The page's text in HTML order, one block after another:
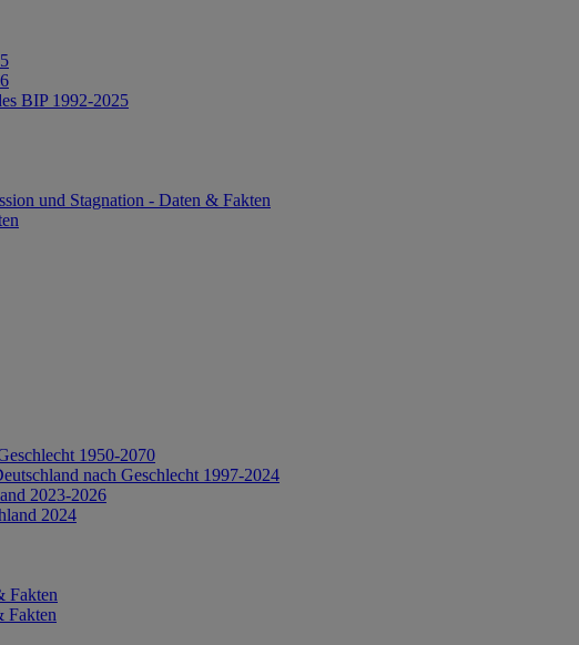
BIP 1992-2025
und Stagnation - Daten & Fakten
1950-2070
nach Geschlecht 1997-2024
2023-2026
2024
Fakten
Fakten